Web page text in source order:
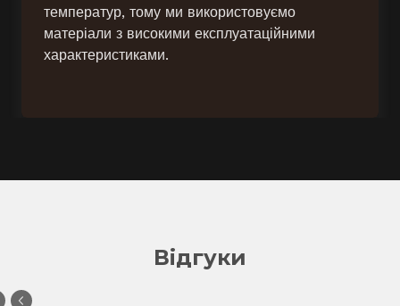
температур, тому ми використовуємо
матеріали з високими експлуатаційними
характеристиками.
Відгуки